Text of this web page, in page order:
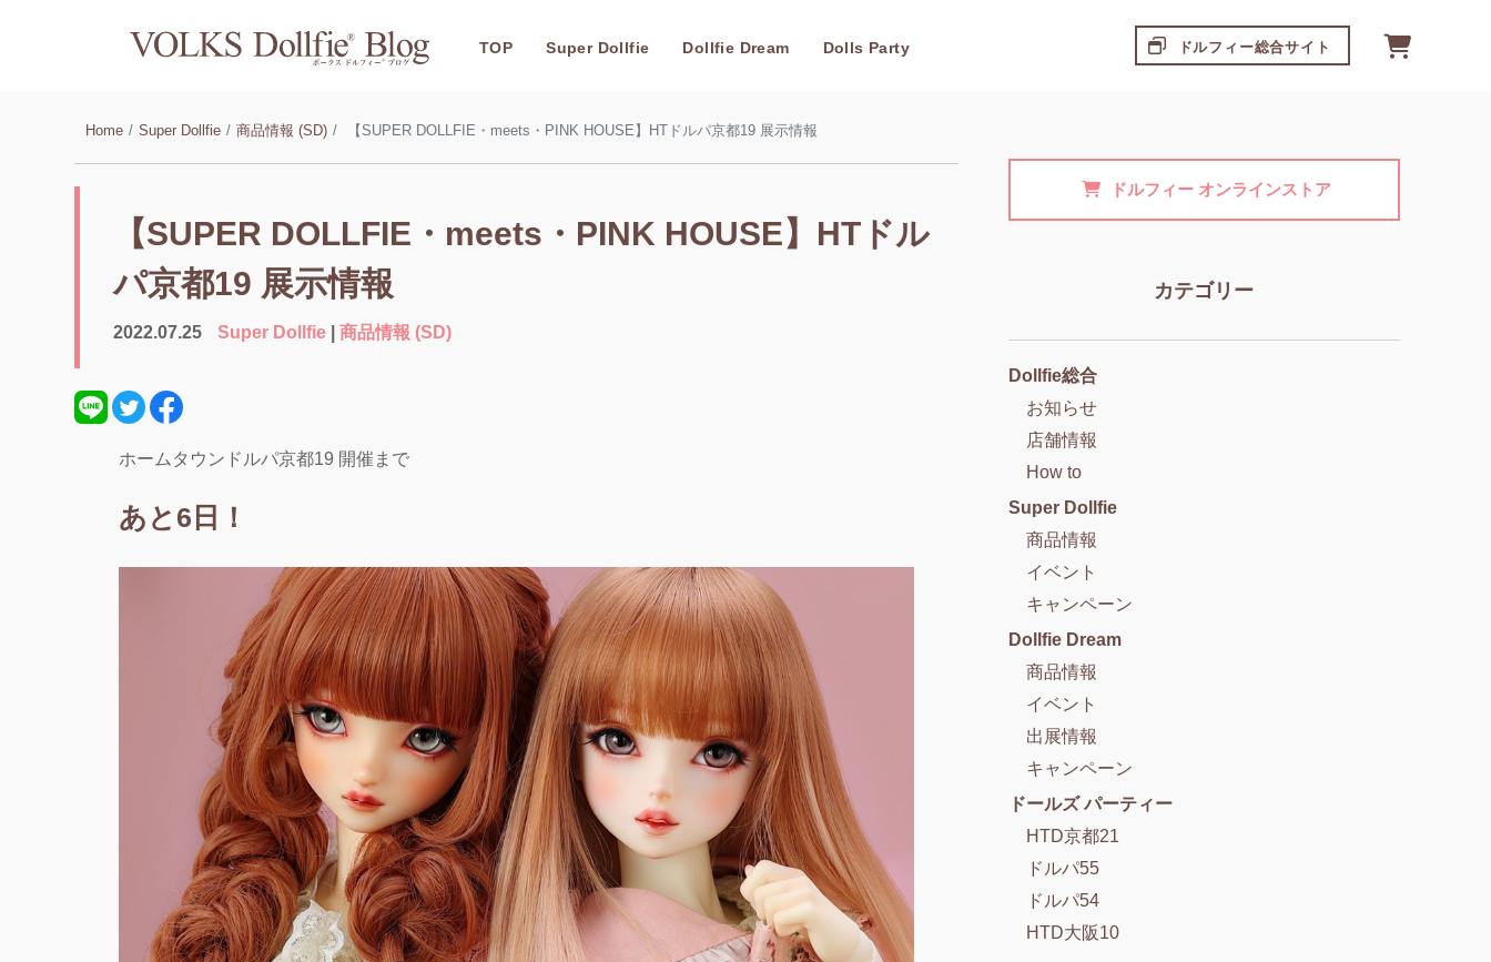
TOP Super Dollfie Dollfie Dream Dolls Party ドルフィー総合サイト
Home Super Dollfie 商品情報 (SD) 【SUPER DOLLFIE・meets・PINK HOUSE】HTドルパ京都19 展示情報
【SUPER DOLLFIE・meets・PINK HOUSE】HTドル
パ京都19 展示情報
2022.07.25 Super Dollfie 商品情報 (SD)
ホームタウンドルパ京都19 開催まで
あと6日！
ドルフィー オンラインストア
カテゴリー
Dollfie総合
お知らせ
店舗情報
How to
Super Dollfie
商品情報
イベント
キャンペーン
Dollfie Dream
商品情報
イベント
出展情報
キャンペーン
ドールズ パーティー
HTD京都21
ドルパ55
ドルパ54
HTD大阪10